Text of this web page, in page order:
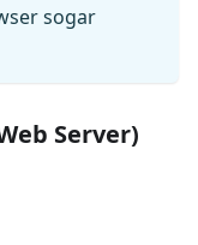
sogar
Server)